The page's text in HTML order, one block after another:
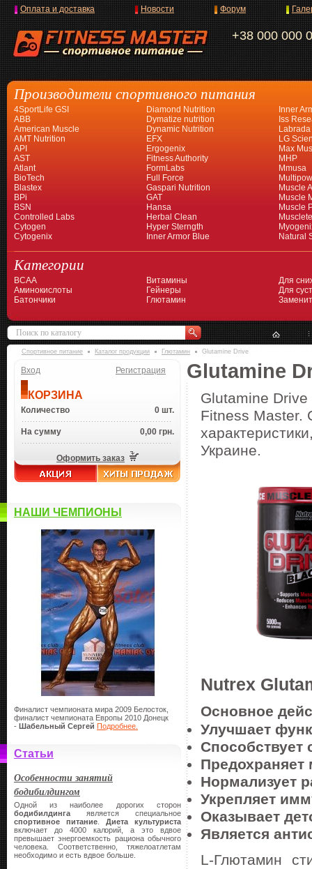
+38 000 000
Оплата и доставка Новости Форум
Производители спортивного питания
4SportLife GSI
ABB
American Muscle
AMT Nutrition
API
AST
Atlant
BioTech
Blastex
BPi
BSN
Controlled Labs
Cytogen
Cytogenix
Diamond Nutrition
Dymatize nutrition
Dynamic Nutrition
EFX
Ergogenix
Fitness Authority
FormLabs
Full Force
Gaspari Nutrition
GAT
Hansa
Herbal Clean
Hyper Sterngth
Inner Armor Blue
Inner
Iss
Labrada
LG
Max
MHP
Mmusa
Muscle
Muscle
Muscle
Natural
Категории
BCAA
Аминокислоты
Батончики
Витамины
Гейнеры
Глютамин
Для
Для
Спортивное питание Каталог продукции Глютамин Glutamine Drive
Вход Регистрация
КОРЗИНА
Количество 0 шт.
На сумму 0,00 грн.
Оформить заказ
НАШИ ЧЕМПИОНЫ
Финалист чемпионата мира 2009 Белосток,
финалист чемпионата Европы 2010 Донецк
- Шабельный Сергей Подробнее.
Статьи
Особенности занятий
бодибилдингом
Одной из наиболее дорогих сторон
бодибилдинга является специальное
спортивное питание
Диета культуриста
включает до 4000 калорий, а это вдвое
превышает энергоемкость рациона обычного
человека. Соответственно, тяжелоатлетам
необходимо и есть вдвое больше.
Glutamine
Glutamine Drive
Fitness Master.
Украине.
Nutrex
Основное
Улучшает
Способствует
Предохраняет
Нормализует
Укрепляет
Оказывает
Является
L-Глютамин